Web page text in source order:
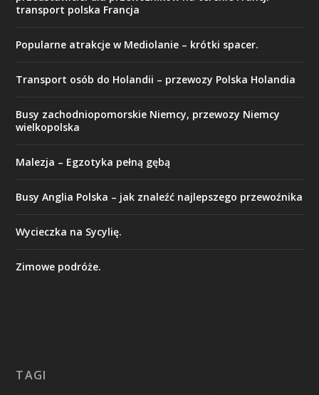
transport polska Francja
Popularne atrakcje w Mediolanie – krótki spacer.
Transport osób do Holandii – przewozy Polska Holandia
Busy zachodniopomorskie Niemcy, przewozy Niemcy
wielkopolska
Malezja – Egzotyka pełną gębą
Busy Anglia Polska – jak znaleźć najlepszego przewoźnika
Wycieczka na Sycylię.
Zimowe podróże.
TAGI